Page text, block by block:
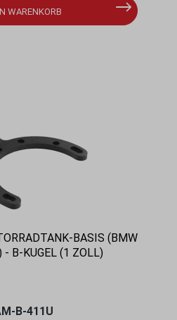
WARENKORB
BASIS (BMW
- B-KUGEL (1 ZOLL)
B-411U